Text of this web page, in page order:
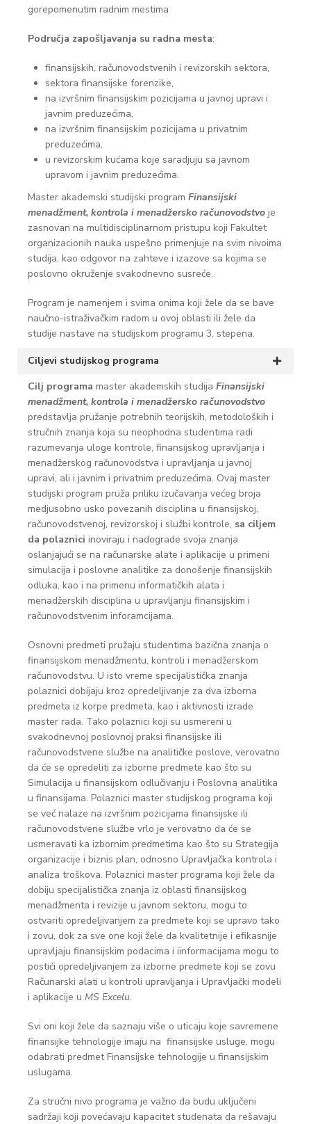
gorepomenutim radnim mestima
Područja zapošljavanja su radna mesta:
finansijskih, računovodstvenih i revizorskih sektora,
sektora finansijske forenzike,
na izvršnim finansijskim pozicijama u javnoj upravi i
javnim preduzećima,
na izvršnim finansijskim pozicijama u privatnim
preduzećima,
u revizorskim kućama koje saradjuju sa javnom
upravom i javnim preduzećima.
Master akademski studijski program Finansijski
menadžment, kontrola i menadžersko računovodstvo je
zasnovan na multidisciplinarnom pristupu koji Fakultet
organizacionih nauka uspešno primenjuje na svim nivoima
studija, kao odgovor na zahteve i izazove sa kojima se
poslovno okruženje svakodnevno susreće.
Program je namenjem i svima onima koji žele da se bave
naučno-istraživačkim radom u ovoj oblasti ili žele da
studije nastave na studijskom programu 3. stepena.
Ciljevi studijskog programa
Cilj programa master akademskih studija Finansijski
menadžment, kontrola i menadžersko računovodstvo
predstavlja pružanje potrebnih teorijskih, metodoloških i
stručnih znanja koja su neophodna studentima radi
razumevanja uloge kontrole, finansijskog upravljanja i
menadžerskog računovodstva i upravljanja u javnoj
upravi, ali i javnim i privatnim preduzećima. Ovaj master
studijski program pruža priliku izučavanja većeg broja
medjusobno usko povezanih disciplina u finansijskoj,
računovodstvenoj, revizorskoj i službi kontrole, sa ciljem
da polaznici inoviraju i nadograde svoja znanja
oslanjajući se na računarske alate i aplikacije u primeni
simulacija i poslovne analitike za donošenje finansijskih
odluka, kao i na primenu informatičkih alata i
menadžerskih disciplina u upravljanju finansijskim i
računovodstvenim inforamcijama.
Osnovni predmeti pružaju studentima bazična znanja o
finansijskom menadžmentu, kontroli i menadžerskom
računovodstvu. U isto vreme specijalistička znanja
polaznici dobijaju kroz opredeljivanje za dva izborna
predmeta iz korpe predmeta, kao i aktivnosti izrade
master rada. Tako polaznici koji su usmereni u
svakodnevnoj poslovnoj praksi finansijske ili
računovodstvene službe na analitičke poslove, verovatno
da će se opredeliti za izborne predmete kao što su
Simulacija u finansijskom odlučivanju i Poslovna analitika
u finansijama. Polaznici master studijskog programa koji
se već nalaze na izvršnim pozicijama finansijske ili
računovodstvene službe vrlo je verovatno da će se
usmeravati ka izbornim predmetima kao što su Strategija
organizacije i biznis plan, odnosno Upravljačka kontrola i
analiza troškova. Polaznici master programa koji žele da
dobiju specijalistička znanja iz oblasti finansijskog
menadžmenta i revizije u javnom sektoru, mogu to
ostvariti opredeljivanjem za predmete koji se upravo tako
i zovu, dok za sve one koji žele da kvalitetnije i efikasnije
upravljaju finansijskim podacima i iinformacijama mogu to
postići opredeljivanjem za izborne predmete koji se zovu
Računarski alati u kontroli upravljanja i Upravljački modeli
i aplikacije u MS Excelu.
Svi oni koji žele da saznaju više o uticaju koje savremene
finansijke tehnologije imaju na finansijske usluge, mogu
odabrati predmet Finansijske tehnologije u finansijskim
uslugama.
Za stručni nivo programa je važno da budu uključeni
sadržaji koji povećavaju kapacitet studenata da rešavaju